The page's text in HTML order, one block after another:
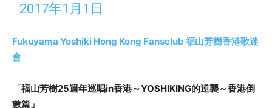
2017年1月1日
Fukuyama Yoshiki Hong Kong Fansclub 福山芳樹香港歌迷
會
「福山芳樹25週年巡唱in香港～YOSHIKING的逆襲～香港倒
數篇」